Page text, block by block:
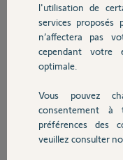
Autres produits
Devis avec un pro
Contact
Réponses
Bonjour,
Bien sûr il faudra inverser
Anonyme
l'utilisation de
services proposés
n’affectera pas
cependant votre
optimale.
Vous pouvez
consentement
préférences des
veuillez consulter